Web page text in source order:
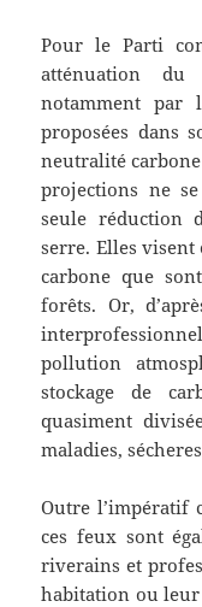
Pour le Parti
atténuation du
notamment par
proposées dans
neutralité
projections ne
seule réduction
serre. Elles
carbone que
forêts. Or,
pollution
stockage de
quasiment
maladies,
Outre l’impératif
ces feux sont
riverains et
habitation ou leur